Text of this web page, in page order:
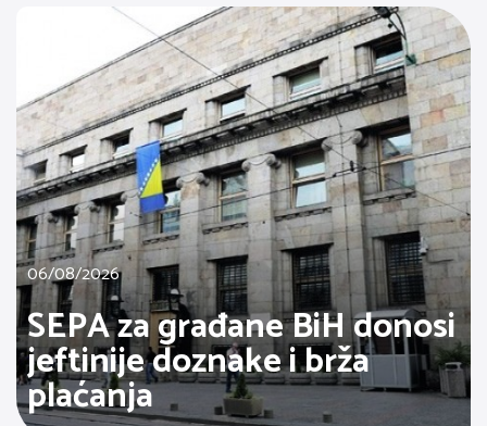
06/08/2026
SEPA za građane BiH donosi
jeftinije doznake i brža
plaćanja